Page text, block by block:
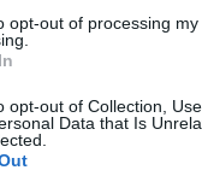
opt-out of processing
opt-out of Collection,
Data that Is